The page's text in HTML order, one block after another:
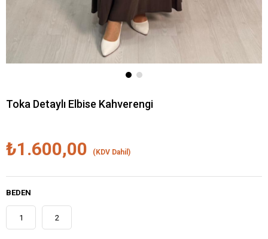
Toka Detaylı Elbise Kahverengi
₺1.600,00 (KDV Dahil)
BEDEN
1 2